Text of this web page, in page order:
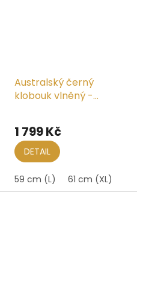
Australský černý
klobouk vlněný -
1 799 Kč
DETAIL
59 cm (L) 61 cm (XL)